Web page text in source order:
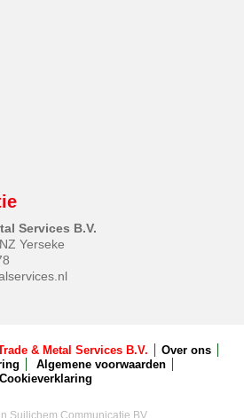
Services B.V.
Yerseke
& Metal Services B.V.
Over ons
Algemene voorwaarden
Cookieverklaring